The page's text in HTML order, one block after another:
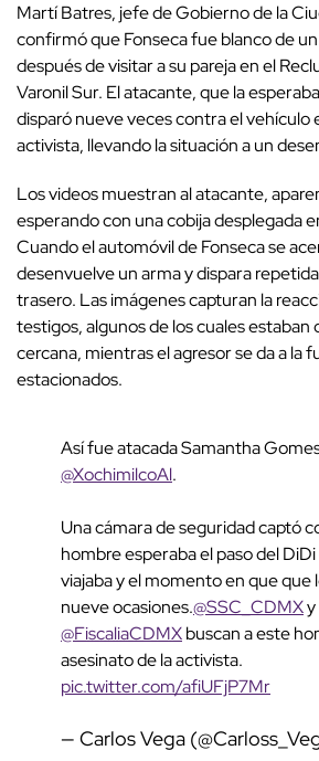
Martí Batres, jefe de Gobierno de la
confirmó que Fonseca fue blanco de
después de visitar a su pareja en el
Varonil Sur. El atacante, que la
disparó nueve veces contra el vehículo
activista, llevando la situación a un
Los videos muestran al atacante,
esperando con una cobija desplegada
Cuando el automóvil de Fonseca se
desenvuelve un arma y dispara
trasero. Las imágenes capturan la
testigos, algunos de los cuales
cercana, mientras el agresor se da a la
estacionados.
Así fue atacada Samantha
@XochimilcoAl.
Una cámara de seguridad captó
hombre esperaba el paso del
viajaba y el momento en que que
nueve ocasiones.@SSC_CDMXy
@FiscaliaCDMXbuscan a este
asesinato de la activista.
pic.twitter.com/afiUFjP7Mr
— Carlos Vega